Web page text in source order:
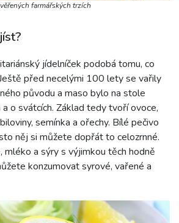
farmářských trzích
jídelníček podobá tomu, co
před necelými 100 lety se vařily
původu a maso bylo na stole
o svátcích. Základ tedy tvoří ovoce,
semínka a ořechy. Bílé pečivo
něj si můžete dopřát to celozrnné.
mléko a sýry s výjimkou těch hodně
konzumovat syrové, vařené a